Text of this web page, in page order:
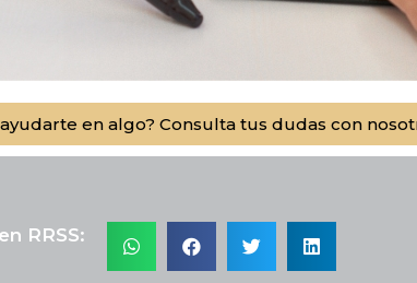
en algo? Consulta tus dudas con
RRSS: